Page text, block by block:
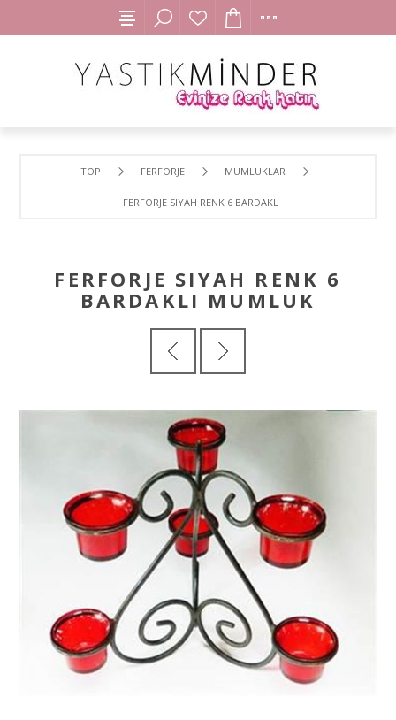
TOP FERFORJE MUMLUKLAR
FERFORJE SIYAH RENK 6 BARDAKLI MUMLUK
FERFORJE SIYAH RENK 6
BARDAKLI MUMLUK